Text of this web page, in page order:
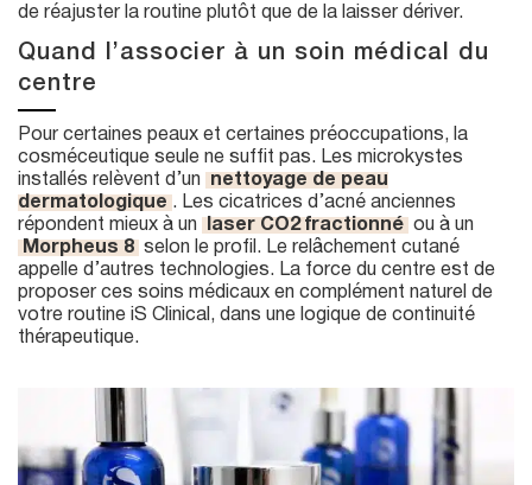
de réajuster la routine plutôt que de la laisser dériver.
Quand l’associer à un soin médical du
centre
Pour certaines peaux et certaines préoccupations, la
cosméceutique seule ne suffit pas. Les microkystes
installés relèvent d’un
nettoyage de peau
dermatologique . Les cicatrices d’acné anciennes
répondent mieux à un
laser CO2 fractionné ou à un
Morpheus 8 selon le profil. Le relâchement cutané
appelle d’autres technologies. La force du centre est de
proposer ces soins médicaux en complément naturel de
votre routine iS Clinical, dans une logique de continuité
thérapeutique.